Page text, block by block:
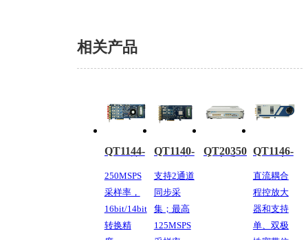
相关产品
QT1144-
线直流
耦合采
集卡
250MSPS
采样率，
16bit/14bit
转换精
QT1140-
线直流
耦合采
集卡
支持2通道
同步采
集；最高
125MSPS
QT20350L-QT1146-
流耦合
采集卡
直流耦合
程控放大
器和支持
单、双极